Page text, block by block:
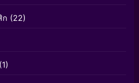
ก (22)
(1)